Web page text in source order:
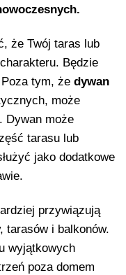
że Twój taras lub
Będzie
tym, że dywan
może
Dywan może
tarasu lub
jako dodatkowe
przywiązują
tarasów i balkonów.
wyjątkowych
poza domem